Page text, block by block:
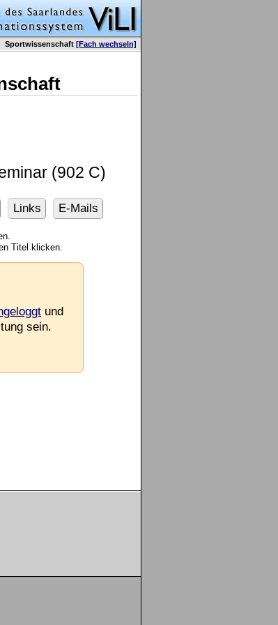
Sportwissenschaft [Fach wechseln]
(902 C)
Links E-Mails
Titel klicken.
und
sein.